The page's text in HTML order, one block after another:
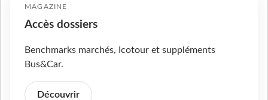
MAGAZINE
Accès dossiers
Benchmarks marchés, Icotour et suppléments
Bus&Car.
Découvrir